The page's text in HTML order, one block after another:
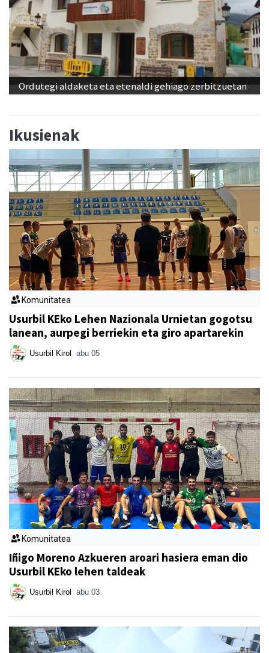
Ordutegi aldaketa eta etenaldi gehiago zerbitzuetan
Ikusienak
Komunitatea
Usurbil KEko Lehen Nazionala Urnietan gogotsu
lanean, aurpegi berriekin eta giro apartarekin
Usurbil Kirol abu 05
Komunitatea
Iñigo Moreno Azkueren aroari hasiera eman dio
Usurbil KEko lehen taldeak
Usurbil Kirol abu 03